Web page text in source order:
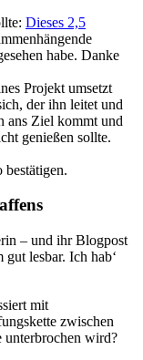
Dieses 2,5
habe. Danke
Projekt umsetzt
der ihn leitet und
ans Ziel kommt und
genießen sollte.
bestätigen.
– und ihr Blogpost
lesbar. Ich hab‘
mit
zwischen
unterbrochen wird?